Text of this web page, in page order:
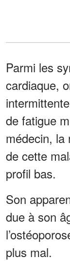
Parmi les
cardiaque,
de fatigue
médecin, la
de cette
profil bas.
Son
due à son
plus mal.